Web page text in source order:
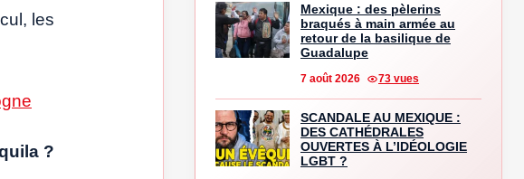
les
?
Mexique : des pèlerins
braqués à main armée au
retour de la basilique de
Guadalupe
7 août 2026 73 vues
SCANDALE AU MEXIQUE :
DES CATHÉDRALES
OUVERTES À L’IDÉOLOGIE
LGBT ?